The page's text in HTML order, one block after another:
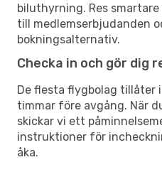
biluthyrning. Res
till medlemserbjudanden
bokningsalternativ.
Checka in och gör dig
De flesta flygbolag tillåter
timmar före avgång. När
skickar vi ett
instruktioner för
åka.